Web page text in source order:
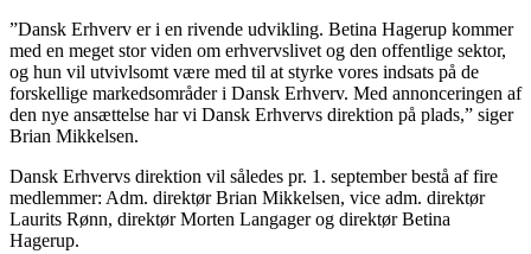
”Dansk Erhverv er i en rivende udvikling. Betina Hagerup kommer
med en meget stor viden om erhvervslivet og den offentlige sektor,
og hun vil utvivlsomt være med til at styrke vores indsats på de
forskellige markedsområder i Dansk Erhverv. Med annonceringen af
den nye ansættelse har vi Dansk Erhvervs direktion på plads,” siger
Brian Mikkelsen.
Dansk Erhvervs direktion vil således pr. 1. september bestå af fire
medlemmer: Adm. direktør Brian Mikkelsen, vice adm. direktør
Laurits Rønn, direktør Morten Langager og direktør Betina
Hagerup.